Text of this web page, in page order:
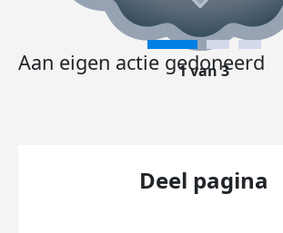
Aan eigen actie gedoneerd
1 van 3
Deel pagina